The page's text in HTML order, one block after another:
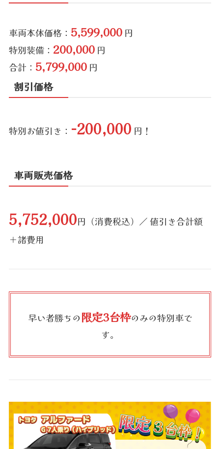
車両本体価格： 5,599,000円
特別装備： 200,000円
合計： 5,799,000円
割引価格
特別お値引き： -200,000 円！
車両販売価格
5,752,000円（消費税込）／ 値引き合計額
＋諸費用
早い者勝ちの限定3台枠のみの特別車で
す。